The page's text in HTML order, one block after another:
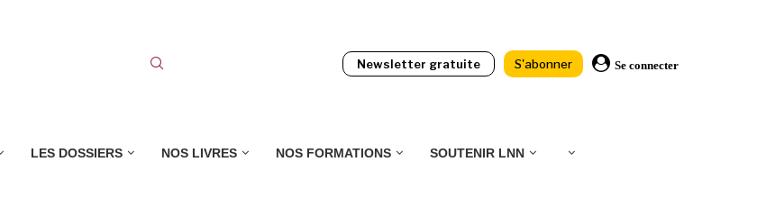
Newsletter gratuite S'abonner Se connecter
LES DOSSIERS NOS LIVRES NOS FORMATIONS SOUTENIR LNN